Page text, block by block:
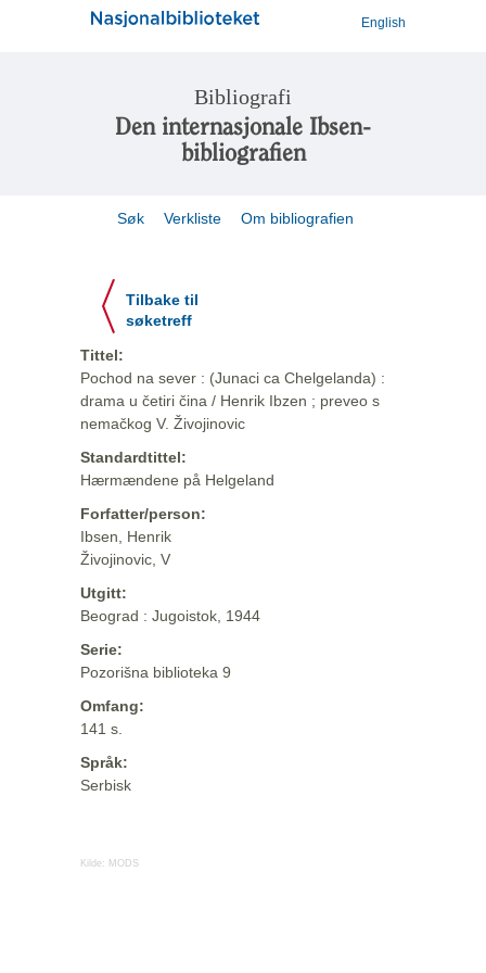
English
Bibliografi
Den internasjonale Ibsen-
bibliografien
Søk Verkliste Om bibliografien
Tilbake til
søketreff
Tittel:
Pochod na sever : (Junaci ca Chelgelanda) :
drama u četiri čina / Henrik Ibzen ; preveo s
nemačkog V. Živojinovic
Standardtittel:
Hærmændene på Helgeland
Forfatter/person:
Ibsen, Henrik
Živojinovic, V
Utgitt:
Beograd : Jugoistok, 1944
Serie:
Pozorišna biblioteka 9
Omfang:
141 s.
Språk:
Serbisk
Kilde: MODS